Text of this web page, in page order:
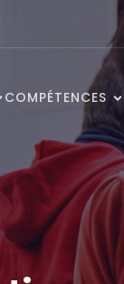
COMPÉTENCES